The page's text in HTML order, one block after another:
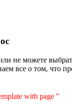
не можете
все о том, что
with page ''